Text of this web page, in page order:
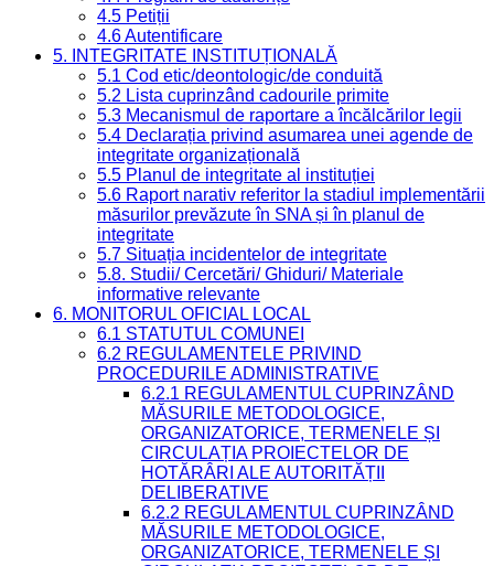
4.5 Petiții
4.6 Autentificare
5. INTEGRITATE INSTITUȚIONALĂ
5.1 Cod etic/deontologic/de conduită
5.2 Lista cuprinzând cadourile primite
5.3 Mecanismul de raportare a încălcărilor legii
5.4 Declarația privind asumarea unei agende de
integritate organizațională
5.5 Planul de integritate al instituției
5.6 Raport narativ referitor la stadiul implementării
măsurilor prevăzute în SNA și în planul de
integritate
5.7 Situația incidentelor de integritate
5.8. Studii/ Cercetări/ Ghiduri/ Materiale
informative relevante
6. MONITORUL OFICIAL LOCAL
6.1 STATUTUL COMUNEI
6.2 REGULAMENTELE PRIVIND
PROCEDURILE ADMINISTRATIVE
6.2.1 REGULAMENTUL CUPRINZÂND
MĂSURILE METODOLOGICE,
ORGANIZATORICE, TERMENELE ȘI
CIRCULAȚIA PROIECTELOR DE
HOTĂRÂRI ALE AUTORITĂȚII
DELIBERATIVE
6.2.2 REGULAMENTUL CUPRINZÂND
MĂSURILE METODOLOGICE,
ORGANIZATORICE, TERMENELE ȘI